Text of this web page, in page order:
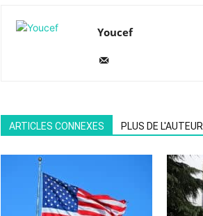
Youcef
ARTICLES CONNEXES PLUS DE L'AUTEUR